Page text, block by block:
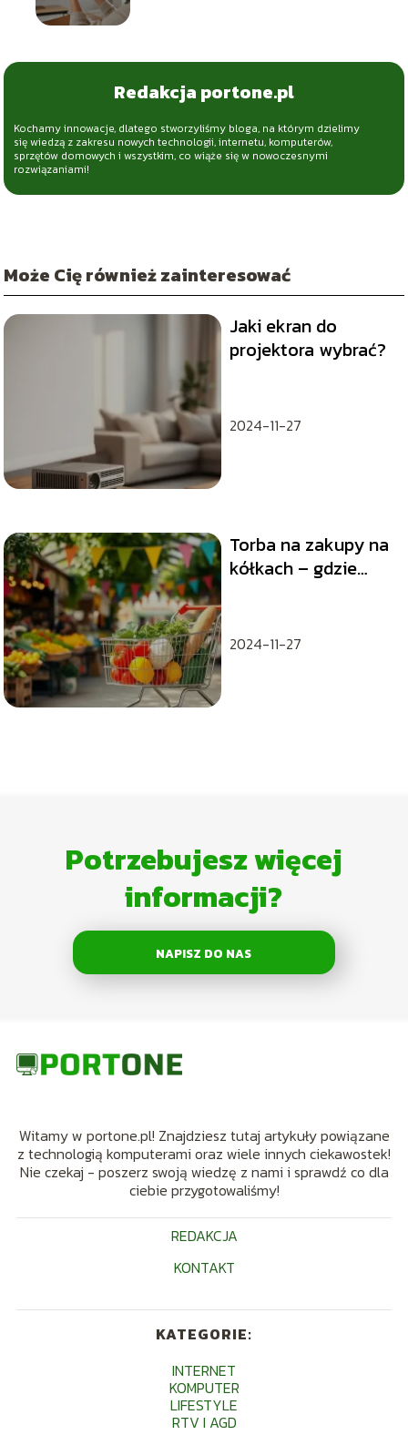
Redakcja portone.pl
Kochamy innowacje, dlatego stworzyliśmy bloga, na którym dzielimy
się wiedzą z zakresu nowych technologii, internetu, komputerów,
sprzętów domowych i wszystkim, co wiąże się w nowoczesnymi
rozwiązaniami!
Może Cię również zainteresować
Jaki ekran do
projektora wybrać?
2024-11-27
Torba na zakupy na
kółkach – gdzie
2024-11-27
Potrzebujesz więcej
informacji?
NAPISZ DO NAS
Witamy w portone.pl! Znajdziesz tutaj artykuły powiązane
z technologią komputerami oraz wiele innych ciekawostek!
Nie czekaj - poszerz swoją wiedzę z nami i sprawdź co dla
ciebie przygotowaliśmy!
REDAKCJA
KONTAKT
KATEGORIE:
INTERNET
KOMPUTER
LIFESTYLE
RTV I AGD